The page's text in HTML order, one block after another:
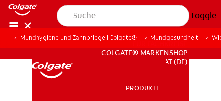
Toggle
FÜR FACHKREISE
COLGATE® MARKENSHOP
AT (DE)
PRODUKTE
Mundhygiene und Zahnpflege | Colgate® Mundgesundheit